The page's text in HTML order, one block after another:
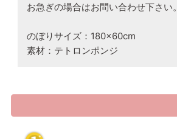
お急ぎの場合はお問い合わせ下さい。
のぼりサイズ：180×60cm
素材：テトロンポンジ